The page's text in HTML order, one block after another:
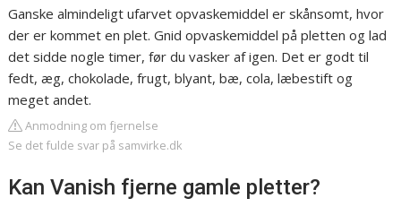
Ganske almindeligt ufarvet opvaskemiddel er skånsomt, hvor
der er kommet en plet. Gnid opvaskemiddel på pletten og lad
det sidde nogle timer, før du vasker af igen. Det er godt til
fedt, æg, chokolade, frugt, blyant, bæ, cola, læbestift og
meget andet.
Anmodning om fjernelse
Se det fulde svar på samvirke.dk
Kan Vanish fjerne gamle pletter?